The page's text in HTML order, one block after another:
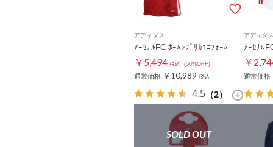
アディダス
ｱｰｾﾅﾙFC ﾎｰﾑﾚﾌﾟﾘｶﾕﾆﾌｫｰﾑ
￥5,494 税込 (50%OFF)
通常価格￥10,989 税込
4.5 （2）
アディダ
ｱｰｾﾅﾙ
￥
通常価格
SOLD OUT